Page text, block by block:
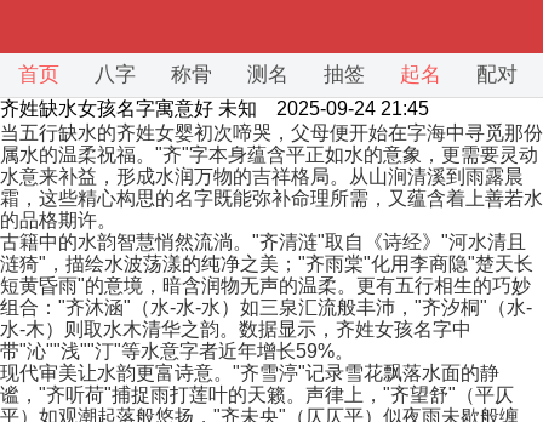
首页 八字 称骨 测名 抽签 起名 配对
齐姓缺水女孩名字寓意好 未知 2025-09-24 21:45
当五行缺水的齐姓女婴初次啼哭，父母便开始在字海中寻觅那份
属水的温柔祝福。"齐"字本身蕴含平正如水的意象，更需要灵动
水意来补益，形成水润万物的吉祥格局。从山涧清溪到雨露晨
霜，这些精心构思的名字既能弥补命理所需，又蕴含着上善若水
的品格期许。
古籍中的水韵智慧悄然流淌。"齐清涟"取自《诗经》"河水清且
涟猗"，描绘水波荡漾的纯净之美；"齐雨棠"化用李商隐"楚天长
短黄昏雨"的意境，暗含润物无声的温柔。更有五行相生的巧妙
组合："齐沐涵"（水-水-水）如三泉汇流般丰沛，"齐汐桐"（水-
水-木）则取水木清华之韵。数据显示，齐姓女孩名字中
带"沁""浅""汀"等水意字者近年增长59%。
现代审美让水韵更富诗意。"齐雪渟"记录雪花飘落水面的静
谧，"齐听荷"捕捉雨打莲叶的天籁。声律上，"齐望舒"（平仄
平）如观潮起落般悠扬，"齐未央"（仄仄平）似夜雨未歇般缠